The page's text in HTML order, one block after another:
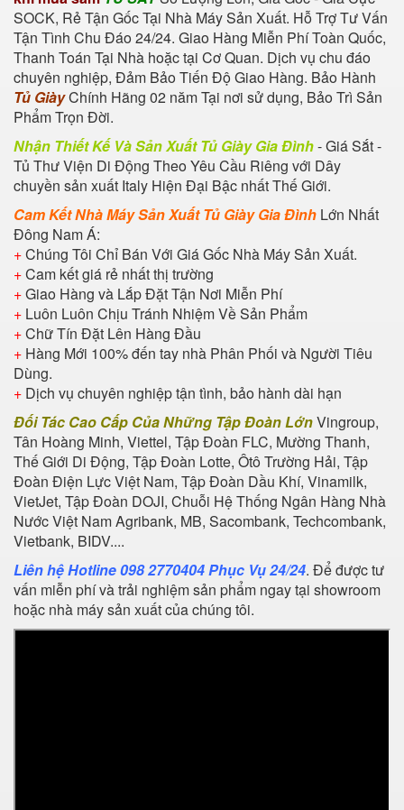
SOCK, Rẻ Tận Gốc Tại Nhà Máy Sản Xuất. Hỗ Trợ Tư Vấn
Tận Tình Chu Đáo 24/24. Giao Hàng Miễn Phí Toàn Quốc,
Thanh Toán Tại Nhà hoặc tại Cơ Quan. Dịch vụ chu đáo
chuyên nghiệp, Đảm Bảo Tiến Độ Giao Hàng. Bảo Hành
Tủ GiàyChính Hãng 02 năm Tại nơi sử dụng, Bảo Trì Sản
Phẩm Trọn Đời.
Nhận Thiết Kế Và Sản Xuất Tủ Giày Gia Đình- Giá Sắt -
Tủ Thư Viện Di Động Theo Yêu Cầu Riêng với Dây
chuyền sản xuất Italy Hiện Đại Bậc nhất Thế Giới.
Cam Kết Nhà Máy Sản Xuất Tủ Giày Gia Đình Lớn Nhất
Đông Nam Á:
+Chúng Tôi Chỉ Bán Với Giá Gốc Nhà Máy Sản Xuất.
+Cam kết giá rẻ nhất thị trường
+Giao Hàng và Lắp Đặt Tận Nơi Miễn Phí
+ Luôn Luôn Chịu Tránh Nhiệm Về Sản Phẩm
+Chữ Tín Đặt Lên Hàng Đầu
+ Hàng Mới 100% đến tay nhà Phân Phối và Người Tiêu
Dùng.
+ Dịch vụ chuyên nghiệp tận tình, bảo hành dài hạn
Đối Tác Cao Cấp Của Những Tập Đoàn LớnVingroup,
Tân Hoàng Minh, Viettel, Tập Đoàn FLC, Mường Thanh,
Thế Giới Di Động, Tập Đoàn Lotte, Ôtô Trường Hải, Tập
Đoàn Điện Lực Việt Nam, Tập Đoàn Dầu Khí, Vinamilk,
VietJet, Tập Đoàn DOJI, Chuỗi Hệ Thống Ngân Hàng Nhà
Nước Việt Nam Agribank, MB, Sacombank, Techcombank,
Vietbank, BIDV....
Liên hệ Hotline 098 2770404 Phục Vụ 24/24. Để được tư
vấn miễn phí và trải nghiệm sản phẩm ngay tại showroom
hoặc nhà máy sản xuất của chúng tôi.